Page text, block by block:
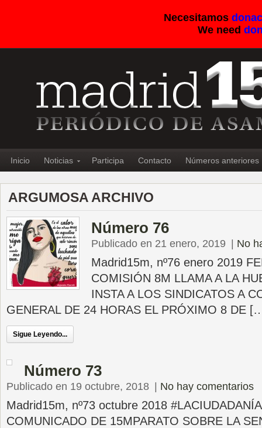
Necesitamos
We need
Inicio Noticias Participa Contacto Números anteriores
ARGUMOSA ARCHIVO
Número 76
Publicado en 21 enero, 2019 No
Madrid15m, nº76 enero 2019
COMISIÓN 8M LLAMA A LA
INSTA A LOS SINDICATOS A
GENERAL DE 24 HORAS EL PRÓXIMO 8 DE
Sigue Leyendo...
Número 73
Publicado en 19 octubre, 2018 No hay comentarios
Madrid15m, nº73 octubre 2018
COMUNICADO DE 15MPARATO SOBRE LA